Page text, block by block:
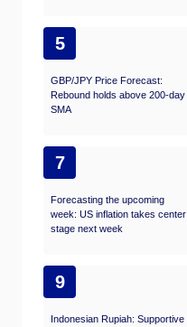
5
GBP/JPY Price Forecast:
Rebound holds above 200-day
SMA
7
Forecasting the upcoming
week: US inflation takes center
stage next week
9
Indonesian Rupiah: Supportive